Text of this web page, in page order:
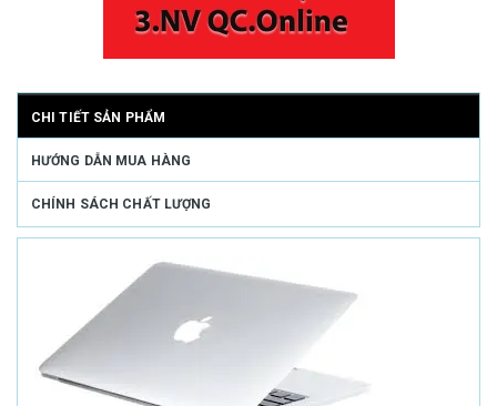
CHI TIẾT SẢN PHẨM
HƯỚNG DẪN MUA HÀNG
CHÍNH SÁCH CHẤT LƯỢNG